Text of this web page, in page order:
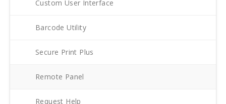
Custom User Interface
Barcode Utility
Secure Print Plus
Remote Panel
Request Help